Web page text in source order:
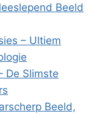
Beeld
– Ultiem
De Slimste
Beeld,